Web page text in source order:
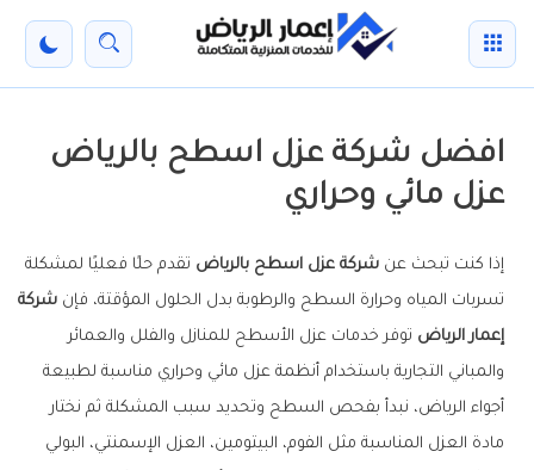
تخطي
المحتوى
بحث
افضل شركة عزل اسطح بالرياض
عزل مائي وحراري
إذا كنت تبحث عن شركة عزل اسطح بالرياض تقدم حلًا فعليًا لمشكلة
تسربات المياه وحرارة السطح والرطوبة بدل الحلول المؤقتة، فإن شركة
إعمار الرياض توفر خدمات عزل الأسطح للمنازل والفلل والعمائر
والمباني التجارية باستخدام أنظمة عزل مائي وحراري مناسبة لطبيعة
أجواء الرياض، نبدأ بفحص السطح وتحديد سبب المشكلة ثم نختار
مادة العزل المناسبة مثل الفوم، البيتومين، العزل الإسمنتي، البولي